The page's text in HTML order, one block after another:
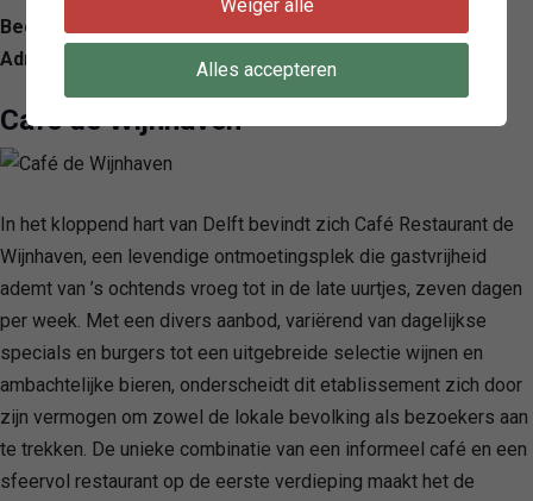
Beoordeling: 4.8/ 5 — 1389
Adres: Doelenplein 7, 2611 BP Delft, Netherlands
Café de Wijnhaven
In het kloppend hart van Delft bevindt zich Café Restaurant de
Wijnhaven, een levendige ontmoetingsplek die gastvrijheid
ademt van ’s ochtends vroeg tot in de late uurtjes, zeven dagen
per week. Met een divers aanbod, variërend van dagelijkse
specials en burgers tot een uitgebreide selectie wijnen en
ambachtelijke bieren, onderscheidt dit etablissement zich door
zijn vermogen om zowel de lokale bevolking als bezoekers aan
te trekken. De unieke combinatie van een informeel café en een
sfeervol restaurant op de eerste verdieping maakt het de
Weiger alle
Alles accepteren